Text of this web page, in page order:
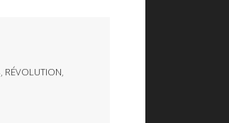
, RÉVOLUTION,